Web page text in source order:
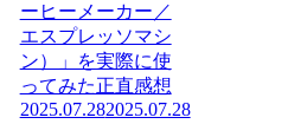
ーヒーメーカー／
エスプレッソマシ
ン）」を実際に使
ってみた正直感想
2025.07.282025.07.28